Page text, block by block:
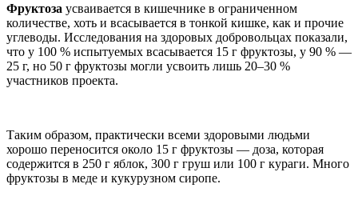
Фруктоза усваивается в кишечнике в ограниченном
количестве, хоть и всасывается в тонкой кишке, как и прочие
углеводы. Исследования на здоровых добровольцах показали,
что у 100 % испытуемых всасывается 15 г фруктозы, у 90 % —
25 г, но 50 г фруктозы могли усвоить лишь 20–30 %
участников проекта.
Таким образом, практически всеми здоровыми людьми
хорошо переносится около 15 г фруктозы — доза, которая
содержится в 250 г яблок, 300 г груш или 100 г кураги. Много
фруктозы в меде и кукурузном сиропе.